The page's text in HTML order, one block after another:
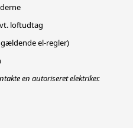
loftudtag
el-regler)
en autoriseret elektriker.